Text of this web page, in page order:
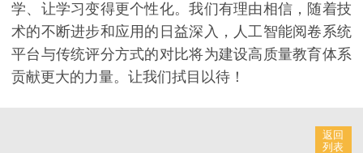
学、让学习变得更个性化。我们有理由相信，随着技
术的不断进步和应用的日益深入，人工智能阅卷系统
平台与传统评分方式的对比将为建设高质量教育体系
贡献更大的力量。让我们拭目以待！
返回
列表